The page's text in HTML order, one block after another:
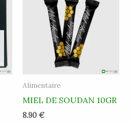
Alimentaire
MIEL DE SOUDAN 10GR
8.90 €